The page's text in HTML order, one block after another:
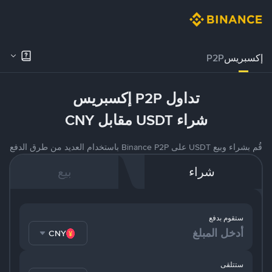
إكسبريسP2P
تداول P2P إكسبريس
شراء USDT مقابل CNY
قُم بشراء وبيع USDT على Binance P2P باستخدام العديد من طرق الدفع
شراء بيع
ستقوم بدفع
CNY
ستتلقى